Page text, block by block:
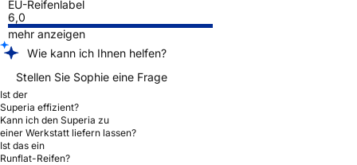
EU-Reifenlabel
6,0
mehr anzeigen
Wie kann ich Ihnen helfen?
Stellen Sie Sophie eine Frage
Ist der
Superia effizient?
Kann ich den Superia zu
einer Werkstatt liefern lassen?
Ist das ein
Runflat-Reifen?